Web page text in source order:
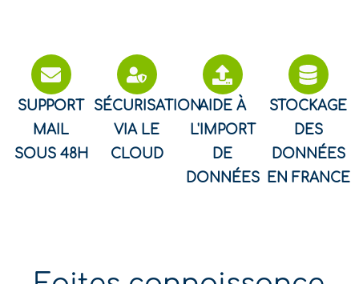
SUPPORT
MAIL
SOUS 48H
SÉCURISATION
VIA LE
CLOUD
AIDE À
L'IMPORT
DE
DONNÉES
STOCKAGE
DES
DONNÉES
EN FRANCE